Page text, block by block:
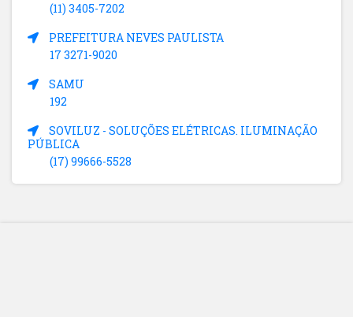
(11) 3405-7202
PREFEITURA NEVES PAULISTA
17 3271-9020
SAMU
192
SOVILUZ - SOLUÇÕES ELÉTRICAS. ILUMINAÇÃO
PÚBLICA
(17) 99666-5528